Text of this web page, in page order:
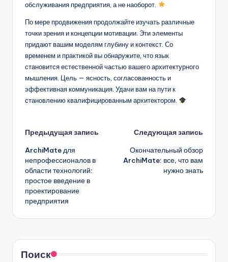
обслуживания предприятия, а не наоборот.
По мере продвижения продолжайте изучать различные
точки зрения и концепции мотивации. Эти элементы
придают вашим моделям глубину и контекст. Со
временем и практикой вы обнаружите, что язык
становится естественной частью вашего архитектурного
мышления. Цель — ясность, согласованность и
эффективная коммуникация. Удачи вам на пути к
становлению квалифицированным архитектором.
Навигация
записи
Предыдущая запись
ArchiMate для
непрофессионалов в
области технологий:
простое введение в
проектирование
предприятия
Следующая запись
Окончательный обзор
ArchiMate: все, что вам
нужно знать
Поиск